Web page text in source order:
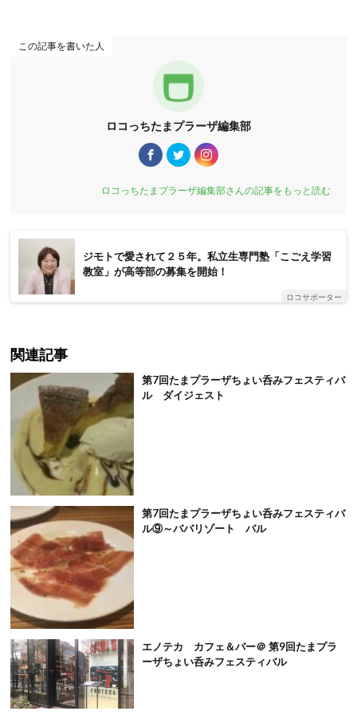
この記事を書いた人
ロコっちたまプラーザ編集部
ロコっちたまプラーザ編集部さんの記事をもっと読む
ジモトで愛されて２５年。私立生専門塾「こごえ学習
教室」が高等部の募集を開始！
ロコサポーター
関連記事
第7回たまプラーザちょい呑みフェスティバ
ル ダイジェスト
第7回たまプラーザちょい呑みフェスティバ
ル⑨～ババリゾート バル
エノテカ カフェ＆バー＠ 第9回たまプラ
ーザちょい呑みフェスティバル